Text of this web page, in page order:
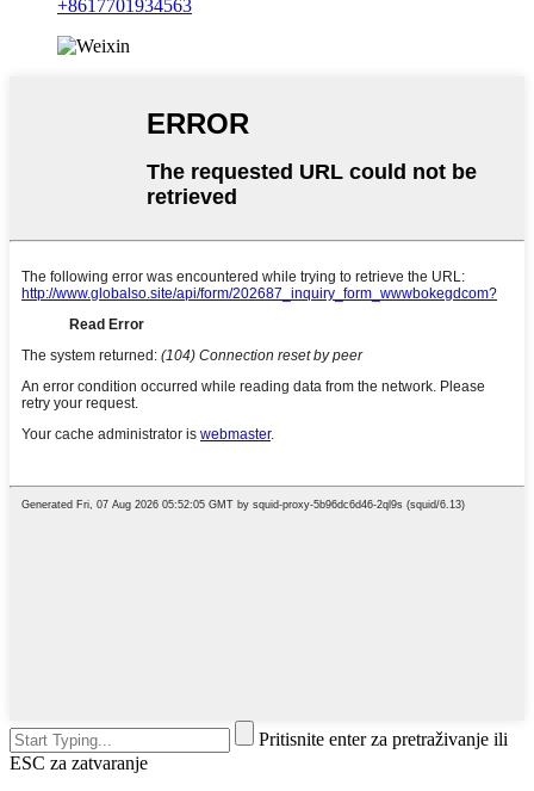
+8617701934563
Pritisnite enter za pretraživanje ili
ESC za zatvaranje